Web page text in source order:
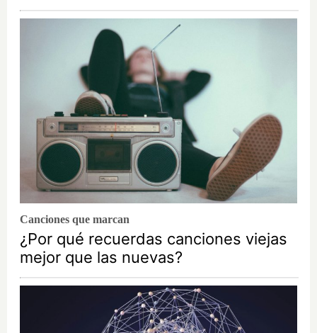
Canciones que marcan
¿Por qué recuerdas canciones viejas
mejor que las nuevas?